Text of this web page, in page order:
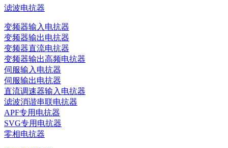
滤波电抗器
变频器输入电抗器
变频器输出电抗器
变频器直流电抗器
变频器输出高频电抗器
伺服输入电抗器
伺服输出电抗器
直流调速器输入电抗器
滤波消谐串联电抗器
APF专用电抗器
SVG专用电抗器
零相电抗器